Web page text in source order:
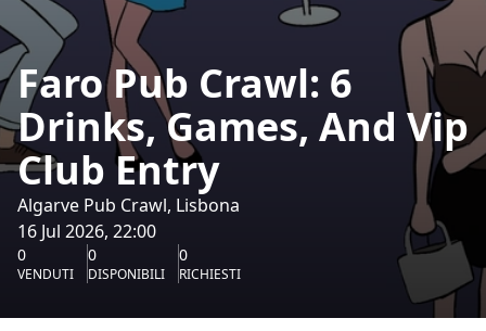
Faro Pub Crawl: 6
Drinks, Games, And Vip
Club Entry
Algarve Pub Crawl, Lisbona
16 Jul 2026, 22:00
0
VENDUTI
0
DISPONIBILI
0
RICHIESTI